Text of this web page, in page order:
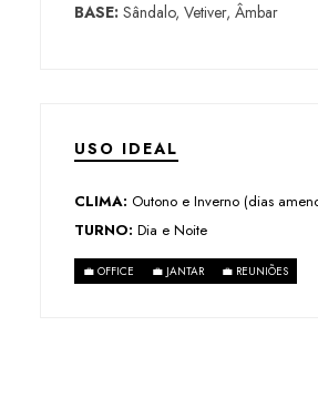
BASE:Sândalo, Vetiver, Âmbar
USO IDEAL
CLIMA: Outono e Inverno (dias
TURNO: Dia e Noite
💼 OFFICE 💼 JANTAR 💼 REUNIÕES